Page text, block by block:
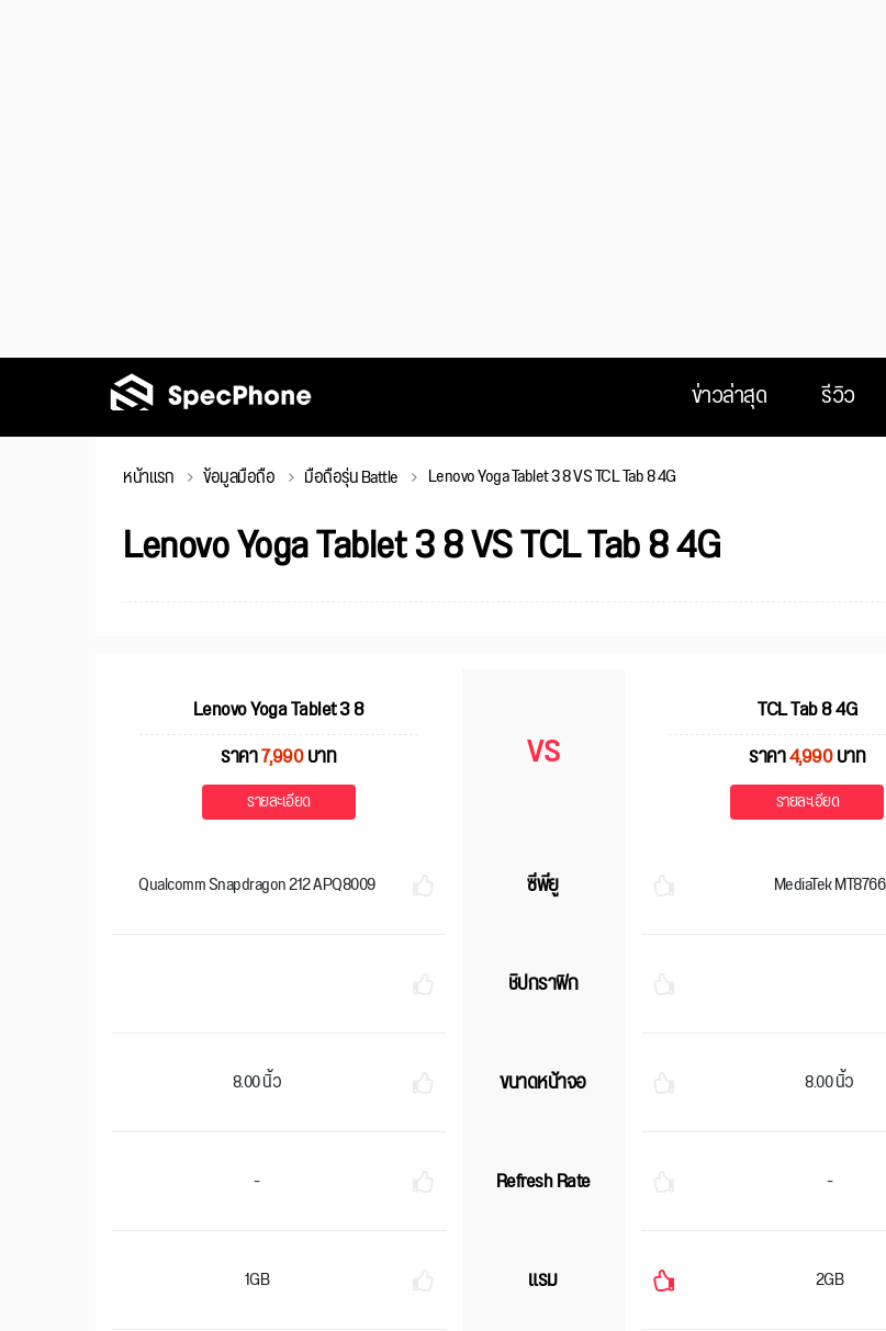
ข่าวล่าสุด รีวิว
หน้าแรก ข้อมูลมือถือ มือถือรุ่น Battle Lenovo Yoga Tablet 3 8 VS TCL Tab 8 4G
Lenovo Yoga Tablet 3 8 VS TCL Tab 8 4G
VS
Lenovo Yoga Tablet 3 8
ราคา7,990บาท
รายละเอียด
TCL Tab 8 4G
ราคา4,990บาท
รายละเอียด
ซีพียู
Qualcomm Snapdragon 212 APQ8009 MediaTek MT8766
ชิปกราฟิก
ขนาดหน้าจอ
8.00 นิ้ว 8.00 นิ้ว
Refresh Rate
- -
แรม
1GB 2GB